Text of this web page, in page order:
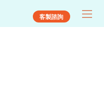
客製諮詢